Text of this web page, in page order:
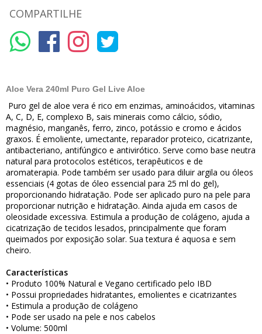
COMPARTILHE
Aloe Vera 240ml Puro Gel Live Aloe
Puro gel de aloe vera é rico em enzimas, aminoácidos, vitaminas
A, C, D, E, complexo B, sais minerais como cálcio, sódio,
magnésio, manganês, ferro, zinco, potássio e cromo e ácidos
graxos. É emoliente, umectante, reparador proteico, cicatrizante,
antibacteriano, antifúngico e antivirótico. Serve como base neutra
natural para protocolos estéticos, terapêuticos e de
aromaterapia. Pode também ser usado para diluir argila ou óleos
essenciais (4 gotas de óleo essencial para 25 ml do gel),
proporcionando hidratação. Pode ser aplicado puro na pele para
proporcionar nutrição e hidratação. Ainda ajuda em casos de
oleosidade excessiva. Estimula a produção de colágeno, ajuda a
cicatrização de tecidos lesados, principalmente que foram
queimados por exposição solar. Sua textura é aquosa e sem
cheiro.
Características
• Produto 100% Natural e Vegano certificado pelo IBD
• Possui propriedades hidratantes, emolientes e cicatrizantes
• Estimula a produção de colágeno
• Pode ser usado na pele e nos cabelos
• Volume: 500ml